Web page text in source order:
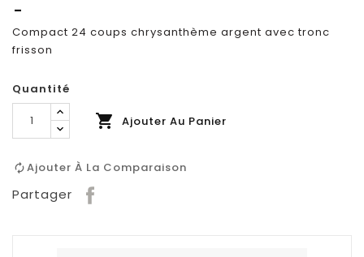
Compact 24 coups chrysanthème argent avec tronc
frisson
Quantité
 Ajouter Au Panier
Ajouter À La Comparaison
Partager